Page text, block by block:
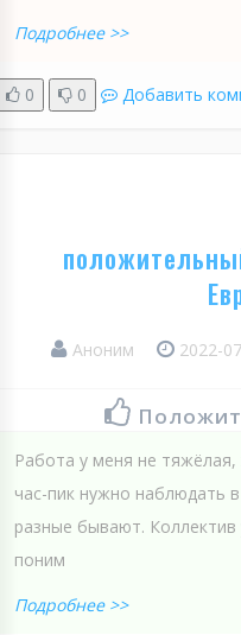
Подробнее >>
0 0 Добавить
Аноним 2022-
Работа у меня не
час-пик нужно наблюдать
разные бывают.
поним
Подробнее >>